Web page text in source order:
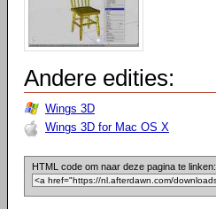
Andere edities:
Wings 3D
Wings 3D for Mac OS X
HTML code om naar deze pagina te linken: